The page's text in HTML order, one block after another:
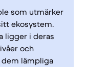
som utmärker
ekosystem.
ligger i deras
och
lämpliga